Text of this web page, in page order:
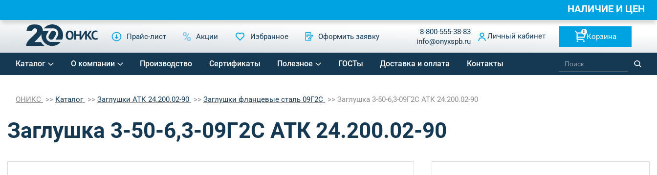
Прайс-лист Акции Избранное Оформить заявку
8-800-555-38-83
info@onyxspb.ru
Личный кабинет
0
Корзина
Каталог О компании Производство Сертификаты Полезное ГОСТы Доставка и оплата Контакты
ОНИКС Каталог Заглушки АТК 24.200.02-90 Заглушки фланцевые сталь 09Г2С Заглушка 3-50-6,3-09Г2С АТК 24.200.02-90
Заглушка 3-50-6,3-09Г2С АТК 24.200.02-90
НАЛИЧИЕ И